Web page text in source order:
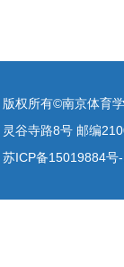
版权所有©南京体育
灵谷寺路8号 邮编
苏ICP备15019884号